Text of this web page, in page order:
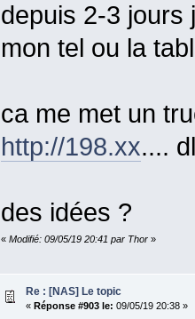
depuis 2-3 jours
mon tel ou la
ca me met un
http://198.xx....
des idées ?
«Modifié: 09/05/19 20:41 par Thor »
Re : [NAS] Le topic
« Réponse #903 le: 09/05/19 20:38 »